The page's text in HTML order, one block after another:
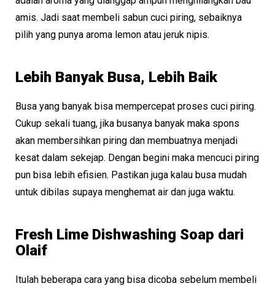
amis. Jadi saat membeli sabun cuci piring, sebaiknya
pilih yang punya aroma lemon atau jeruk nipis.
Lebih Banyak Busa, Lebih Baik
Busa yang banyak bisa mempercepat proses cuci piring.
Cukup sekali tuang, jika busanya banyak maka spons
akan membersihkan piring dan membuatnya menjadi
kesat dalam sekejap. Dengan begini maka mencuci piring
pun bisa lebih efisien. Pastikan juga kalau busa mudah
untuk dibilas supaya menghemat air dan juga waktu.
Fresh Lime Dishwashing Soap dari
Olaif
Itulah beberapa cara yang bisa dicoba sebelum membeli